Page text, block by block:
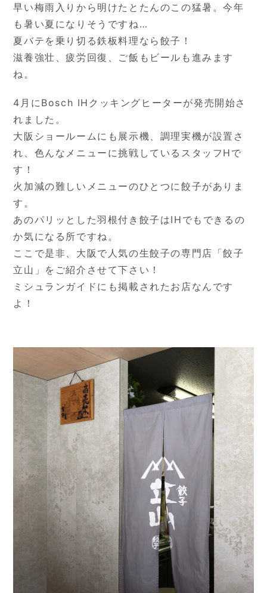
早い梅雨入りから明けたとたんのこの猛暑。今年
も暑い夏になりそうですね…
夏バテを乗り切る鉄板料理なら餃子！
滋養強壮、疲労回復、ご飯もビールも進みます
ね。
4月にBosch IHクッキングヒーターが発売開始さ
れました。
大阪ショールームにも展示機、調理実機が設置さ
れ、色んなメニューに挑戦しているスタッフHで
す！
火加減の難しいメニューのひとつに餃子がありま
す。
あのパリッとした羽根付き餃子はIHでもできるの
か気になる所ですね。
ここで是非、大阪で人気の生餃子の専門店「餃子
立山」をご紹介させて下さい！
ミシュランガイドにも掲載されたお店なんです
よ！